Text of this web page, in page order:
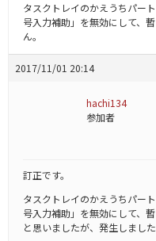
タスクトレイのかえうちパー
号入力補助」を無効にして、
ん。
2017/11/01 20:14
hachi134
参加者
訂正です。
タスクトレイのかえうちパー
号入力補助」を無効にして、
と思いましたが、発生しました